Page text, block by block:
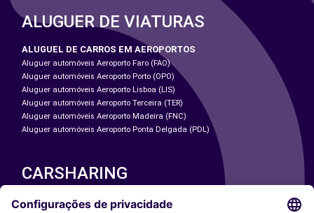
ALUGUER DE VIATURAS
ALUGUEL DE CARROS EM AEROPORTOS
Aluguer automóveis Aeroporto Faro (FAO)
Aluguer automóveis Aeroporto Porto (OPO)
Aluguer automóveis Aeroporto Lisboa (LIS)
Aluguer automóveis Aeroporto Terceira (TER)
Aluguer automóveis Aeroporto Madeira (FNC)
Aluguer automóveis Aeroporto Ponta Delgada (PDL)
CARSHARING
NOSSAS CIDADES